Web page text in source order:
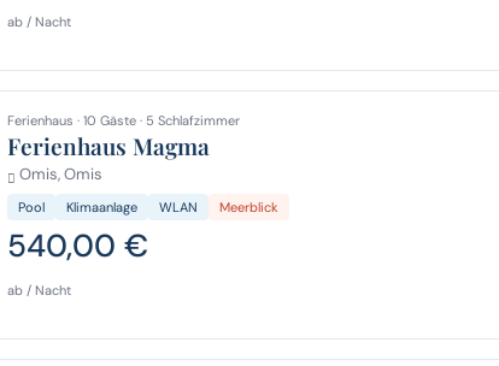
ab / Nacht
Ferienhaus · 10 Gäste · 5 Schlafzimmer
Ferienhaus Magma
Omis, Omis
Pool Klimaanlage WLAN Meerblick
540,00 €
ab / Nacht